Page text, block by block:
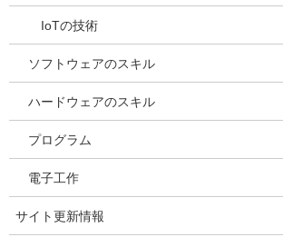
ッ
移
2024年3月26日
20240326125541
IoTの技術
ソフトウェアのスキル
ハードウェアのスキル
プログラム
電子工作
サイト更新情報